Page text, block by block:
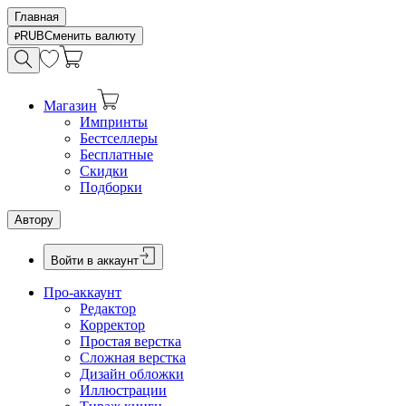
Главная
RUBСменить валюту
Магазин
Импринты
Бестселлеры
Бесплатные
Скидки
Подборки
Автору
Войти в аккаунт
Про-аккаунт
Редактор
Корректор
Простая верстка
Сложная верстка
Дизайн обложки
Иллюстрации